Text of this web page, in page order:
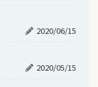
2020/06/15
2020/05/15